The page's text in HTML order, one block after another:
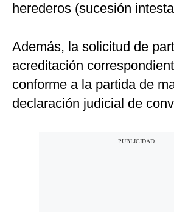
herederos (sucesión
Además, la solicitud de
acreditación
conforme a la partida de
declaración judicial de